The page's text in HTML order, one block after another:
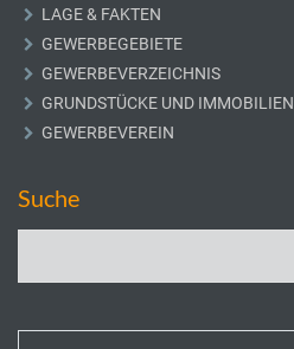
LAGE & FAKTEN
GEWERBEGEBIETE
GEWERBEVERZEICHNIS
GRUNDSTÜCKE UND IMMOBILIEN
GEWERBEVEREIN
Suche